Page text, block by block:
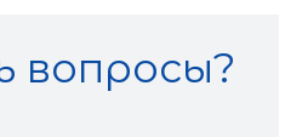
вопросы?